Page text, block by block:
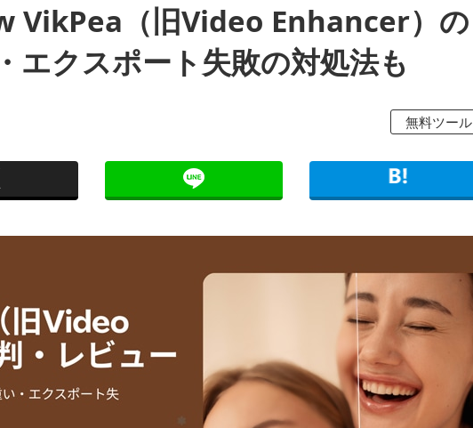
VikPea（旧Video Enhancer）の
エクスポート失敗の対処法も
無料ツール